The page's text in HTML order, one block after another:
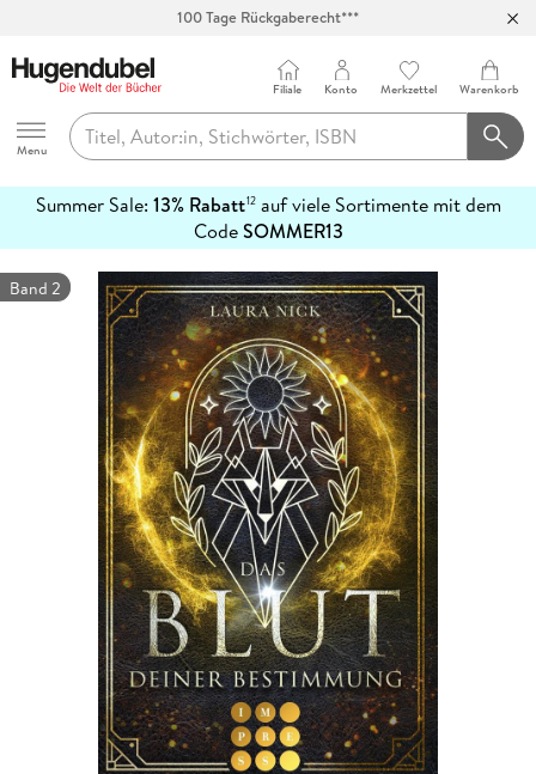
100 Tage Rückgaberecht***
Hugendubel
Menu
Filiale Konto Merkzettel Warenkorb
Summer Sale: 13% Rabatt12auf viele Sortimente mit dem
CodeSOMMER13
erfahren
Band 2